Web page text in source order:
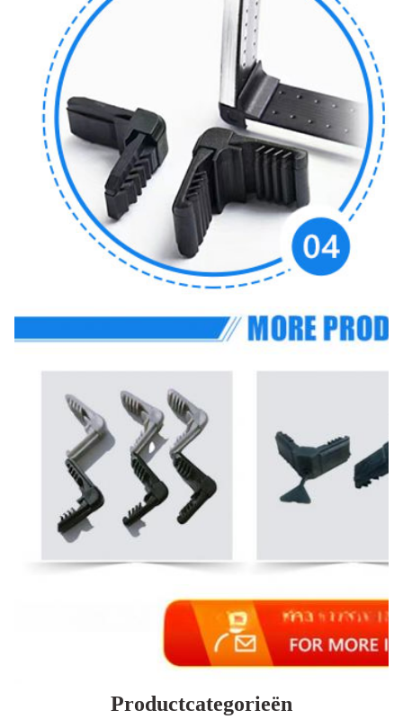
Productcategorieën